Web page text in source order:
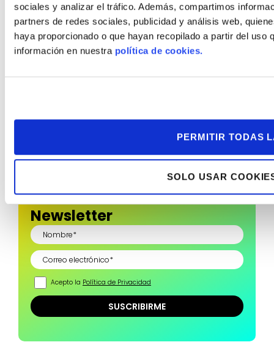
sociales y analizar el tráfico. Además, compartimos
partners de redes sociales, publicidad y análisis web,
haya proporcionado o que hayan recopilado a partir del
información en nuestra política de cookies.
PERMITIR TODAS
SOLO USAR
Guía sobre grietas
Preguntas frecuentes
Trabajos realizados
Blog
Newsletter
Acepto la Política de Privacidad